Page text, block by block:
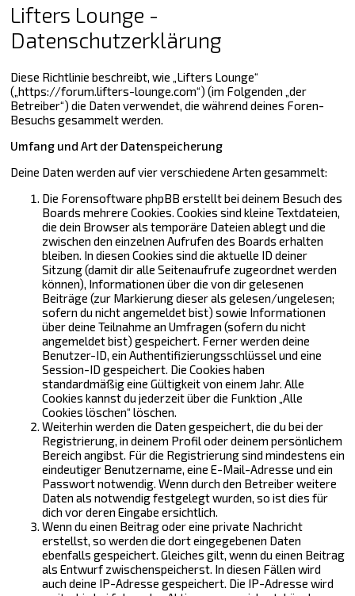
Lifters Lounge -
Datenschutzerklärung
Diese Richtlinie beschreibt, wie „Lifters Lounge“
(„https://forum.lifters-lounge.com“) (im Folgenden „der
Betreiber“) die Daten verwendet, die während deines Foren-
Besuchs gesammelt werden.
Umfang und Art der Datenspeicherung
Deine Daten werden auf vier verschiedene Arten gesammelt:
Die Forensoftware phpBB erstellt bei deinem Besuch des
Boards mehrere Cookies. Cookies sind kleine Textdateien,
die dein Browser als temporäre Dateien ablegt und die
zwischen den einzelnen Aufrufen des Boards erhalten
bleiben. In diesen Cookies sind die aktuelle ID deiner
Sitzung (damit dir alle Seitenaufrufe zugeordnet werden
können), Informationen über die von dir gelesenen
Beiträge (zur Markierung dieser als gelesen/ungelesen;
sofern du nicht angemeldet bist) sowie Informationen
über deine Teilnahme an Umfragen (sofern du nicht
angemeldet bist) gespeichert. Ferner werden deine
Benutzer-ID, ein Authentifizierungsschlüssel und eine
Session-ID gespeichert. Die Cookies haben
standardmäßig eine Gültigkeit von einem Jahr. Alle
Cookies kannst du jederzeit über die Funktion „Alle
Cookies löschen“ löschen.
Weiterhin werden die Daten gespeichert, die du bei der
Registrierung, in deinem Profil oder deinem persönlichem
Bereich angibst. Für die Registrierung sind mindestens ein
eindeutiger Benutzername, eine E-Mail-Adresse und ein
Passwort notwendig. Wenn durch den Betreiber weitere
Daten als notwendig festgelegt wurden, so ist dies für
dich vor deren Eingabe ersichtlich.
Wenn du einen Beitrag oder eine private Nachricht
erstellst, so werden die dort eingegebenen Daten
ebenfalls gespeichert. Gleiches gilt, wenn du einen Beitrag
als Entwurf zwischenspeicherst. In diesen Fällen wird
auch deine IP-Adresse gespeichert. Die IP-Adresse wird